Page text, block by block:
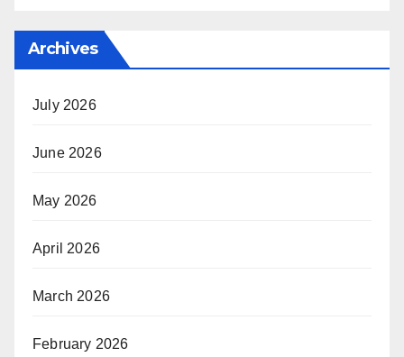
Archives
July 2026
June 2026
May 2026
April 2026
March 2026
February 2026